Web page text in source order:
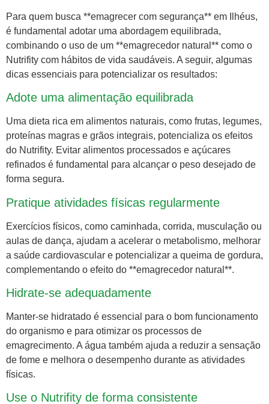
Para quem busca **emagrecer com segurança** em Ilhéus,
é fundamental adotar uma abordagem equilibrada,
combinando o uso de um **emagrecedor natural** como o
Nutrifity com hábitos de vida saudáveis. A seguir, algumas
dicas essenciais para potencializar os resultados:
Adote uma alimentação equilibrada
Uma dieta rica em alimentos naturais, como frutas, legumes,
proteínas magras e grãos integrais, potencializa os efeitos
do Nutrifity. Evitar alimentos processados e açúcares
refinados é fundamental para alcançar o peso desejado de
forma segura.
Pratique atividades físicas regularmente
Exercícios físicos, como caminhada, corrida, musculação ou
aulas de dança, ajudam a acelerar o metabolismo, melhorar
a saúde cardiovascular e potencializar a queima de gordura,
complementando o efeito do **emagrecedor natural**.
Hidrate-se adequadamente
Manter-se hidratado é essencial para o bom funcionamento
do organismo e para otimizar os processos de
emagrecimento. A água também ajuda a reduzir a sensação
de fome e melhora o desempenho durante as atividades
físicas.
Use o Nutrifity de forma consistente